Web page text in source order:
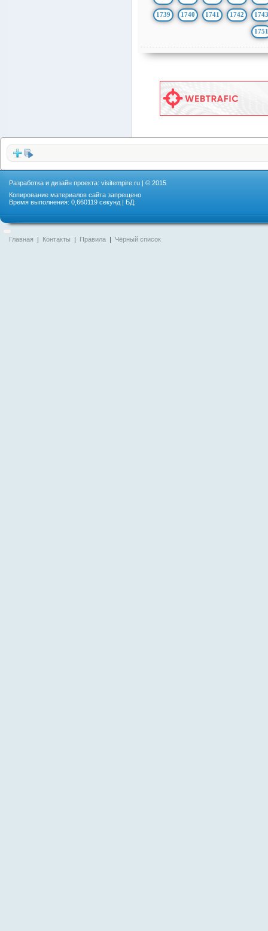
1739 1740 1741 1742 1743
1751
Разработка и дизайн проекта: visitempire.ru | © 2015
Копирование материалов сайта запрещено
Время выполнения: 0,660119 секунд | БД:
Главная | Контакты | Правила | Чёрный список